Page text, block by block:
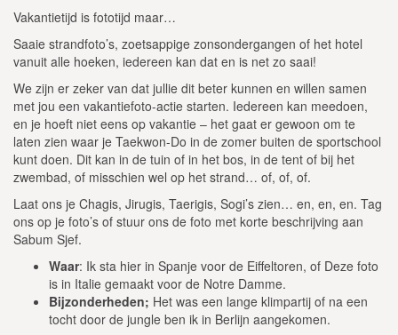
Vakantietijd is fototijd maar…
Saaie strandfoto’s, zoetsappige zonsondergangen of het hotel
vanuit alle hoeken, iedereen kan dat en is net zo saai!
We zijn er zeker van dat jullie dit beter kunnen en willen samen
met jou een vakantiefoto-actie starten. Iedereen kan meedoen,
en je hoeft niet eens op vakantie – het gaat er gewoon om te
laten zien waar je Taekwon-Do in de zomer buiten de sportschool
kunt doen. Dit kan in de tuin of in het bos, in de tent of bij het
zwembad, of misschien wel op het strand… of, of, of.
Laat ons je Chagis, Jirugis, Taerigis, Sogi’s zien… en, en, en. Tag
ons op je foto’s of stuur ons de foto met korte beschrijving aan
Sabum Sjef.
Waar: Ik sta hier in Spanje voor de Eiffeltoren, of Deze foto
is in Italie gemaakt voor de Notre Damme.
Bijzonderheden; Het was een lange klimpartij of na een
tocht door de jungle ben ik in Berlijn aangekomen.